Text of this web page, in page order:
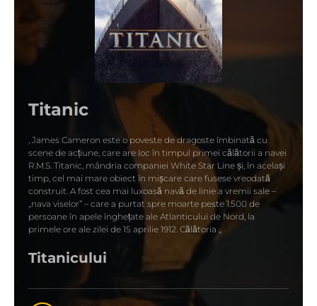
Titanic
, James Cameron este o poveste de dragoste îmbinată cu
scene de acțiune, care are loc în timpul primei călătorii a navei
R.M.S. Titanic, mândria companiei White Star Line și, în același
timp, cel mai mare obiect în mișcare care fusese vreodată
construit. A fost cea mai luxoasă navă de linie a vremii sale –
„nava viselor” – care a purtat spre moarte peste 1.500 de
persoane în apele înghețate ale Atlanticului de Nord, la
primele ore ale zilei de 15 aprilie 1912. Călătoria „
Titanicului
” începe în prezent, în locul unde este scufundată epava
acesteia, la două mile și jumătate sub nivelul oceanului. Un